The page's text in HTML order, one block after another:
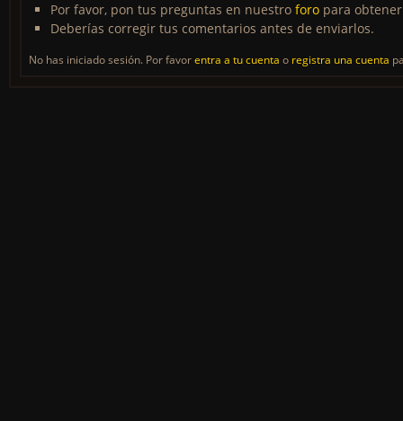
Por favor, pon tus preguntas en nuestro foro para
Deberías corregir tus comentarios antes de enviarlos.
No has iniciado sesión. Por favorentra a tu cuenta o registra una cuenta